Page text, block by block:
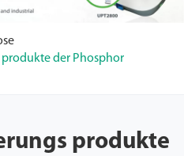
der Phosphor
produkte